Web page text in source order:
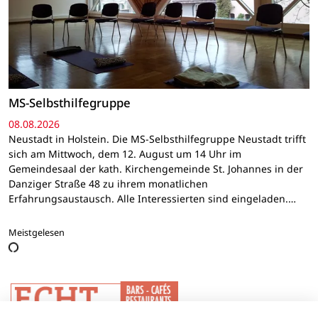
MS-Selbsthilfegruppe
08.08.2026
Neustadt in Holstein. Die MS-Selbsthilfegruppe Neustadt trifft
sich am Mittwoch, dem 12. August um 14 Uhr im
Gemeindesaal der kath. Kirchengemeinde St. Johannes in der
Danziger Straße 48 zu ihrem monatlichen
Erfahrungsaustausch. Alle Interessierten sind eingeladen.…
Meistgelesen